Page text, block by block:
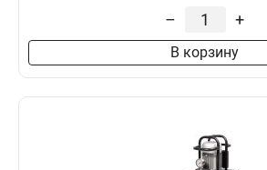
– +
В корзину